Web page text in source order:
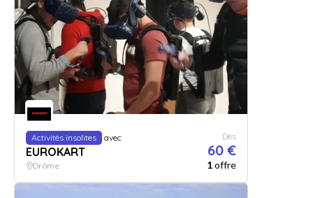
Activités insolites avec
EUROKART
Dès
60 €
Drôme 1offre